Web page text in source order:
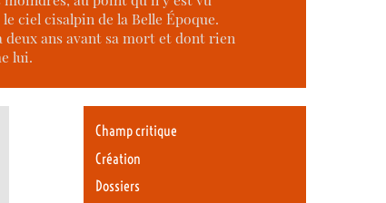
ciel cisalpin de la Belle Époque.
ans avant sa mort et dont rien
lui.
Champ critique
Création
Dossiers